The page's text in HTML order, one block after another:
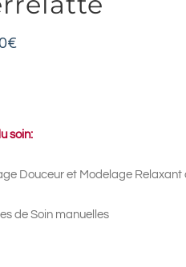
€
soin:
Douceur et Modelage Relaxant
de Soin manuelles